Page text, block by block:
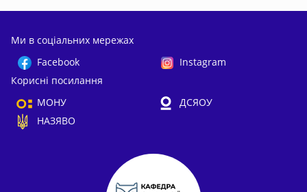
Ми в соціальних мережах
Facebook
Instagram
Корисні посилання
МОНУ
ДСЯОУ
НАЗЯВО